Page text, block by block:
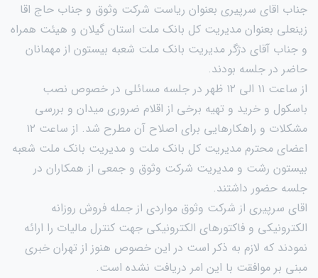
جناب اقای سرپیری بعنوان ریاست شرکت وثوق و جناب حاج اقا
زینعلی بعنوان مدیریت کل بانک ملت استان گیلان و هیئت همراه
و جناب آقای دژگر مدیریت بانک ملت شعبه بیستون از مهمانان
حاضر در جلسه بودند.
از ساعت ۱۱ الی ۱۲ ظهر در جلسه مسائلی در خصوص نصب
باسکول و خرید و تهیه برخی از اقلام ضروری میدان و بررسی
مشکلات و راهکارهایی برای اصلاح آن مطرح شد. از ساعت ۱۲
اعضای محترم مدیریت کل بانک ملت و مدیریت بانک ملت شعبه
بیستون رشت و مدیریت شرکت وثوق و جمعی از همکاران در
جلسه حضور داشتند.
اقای سرپیری از شرکت وثوق مواردی از جمله فروش روزانه
الکترونیکی و فاکتورهای الکترونیکی جهت کنترل مالیات را ارائه
نمودند که لازم به ذکر است در این خصوص هنوز از تهران خبری
مبنی بر موافقت با این امر دریافت نشده است.